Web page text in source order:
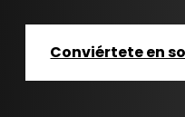
Conviértete en